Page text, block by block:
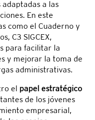
a las
En este
como el Cuaderno y
C3 SIGCEX,
para facilitar la
y mejorar la toma de
administrativas.
el papel estratégico
de los jóvenes
empresarial,